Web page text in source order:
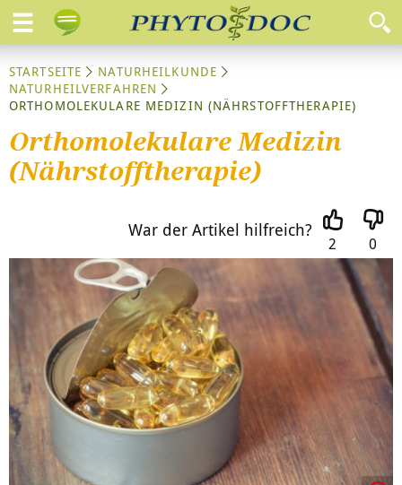
STARTSEITE
NATURHEILKUNDE
NATURHEILVERFAHREN
ORTHOMOLEKULARE MEDIZIN (NÄHRSTOFFTHERAPIE)
Orthomolekulare Medizin
(Nährstofftherapie)
War der Artikel hilfreich?
2 0